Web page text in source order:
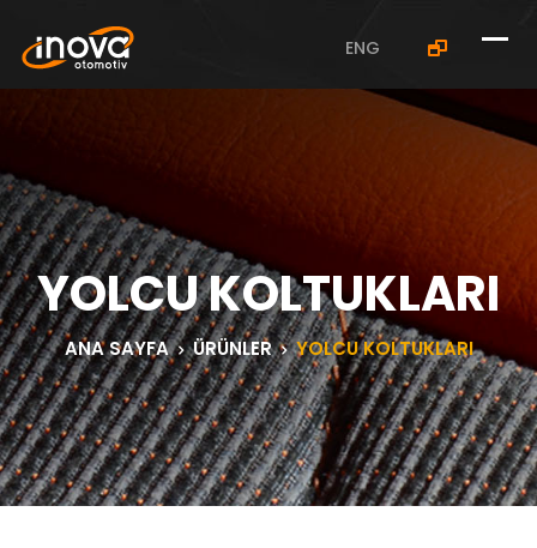
ENG
YOLCU KOLTUKLARI
ANA SAYFA ÜRÜNLER YOLCU KOLTUKLARI